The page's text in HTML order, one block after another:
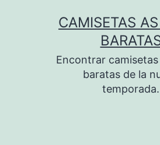
CAMISETAS
Encontrar camisetas
baratas de la
temporada.